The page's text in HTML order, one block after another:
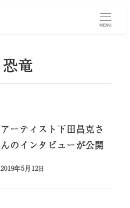
MENU
恐竜
アーティスト下田昌克さ
んのインタビューが公開
2019年5月12日